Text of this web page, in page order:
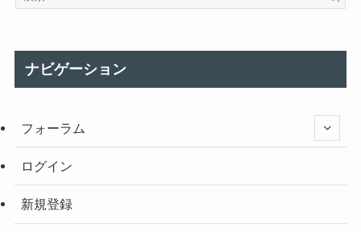
ナビゲーション
フォーラム
ログイン
新規登録